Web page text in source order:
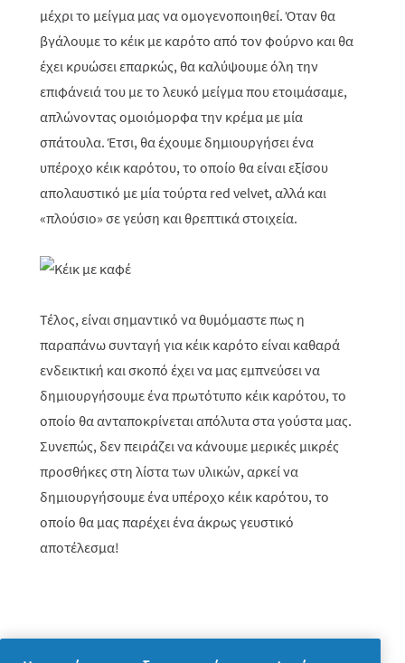
μέχρι το μείγμα μας να ομογενοποιηθεί. Όταν θα
βγάλουμε το κέικ με καρότο από τον φούρνο και θα
έχει κρυώσει επαρκώς, θα καλύψουμε όλη την
επιφάνειά του με το λευκό μείγμα που ετοιμάσαμε,
απλώνοντας ομοιόμορφα την κρέμα με μία
σπάτουλα. Έτσι, θα έχουμε δημιουργήσει ένα
υπέροχο κέικ καρότου, το οποίο θα είναι εξίσου
απολαυστικό με μία τούρτα red velvet, αλλά και
«πλούσιο» σε γεύση και θρεπτικά στοιχεία.
Τέλος, είναι σημαντικό να θυμόμαστε πως η
παραπάνω συνταγή για κέικ καρότο είναι καθαρά
ενδεικτική και σκοπό έχει να μας εμπνεύσει να
δημιουργήσουμε ένα πρωτότυπο κέικ καρότου, το
οποίο θα ανταποκρίνεται απόλυτα στα γούστα μας.
Συνεπώς, δεν πειράζει να κάνουμε μερικές μικρές
προσθήκες στη λίστα των υλικών, αρκεί να
δημιουργήσουμε ένα υπέροχο κέικ καρότου, το
οποίο θα μας παρέχει ένα άκρως γευστικό
αποτέλεσμα!